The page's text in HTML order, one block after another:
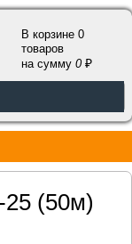
В корзине 0
товаров
на сумму0
(50м)